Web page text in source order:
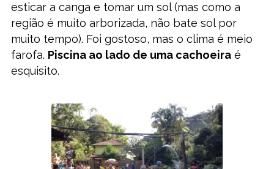
esticar a canga e tomar um sol (mas como a
região é muito arborizada, não bate sol por
muito tempo). Foi gostoso, mas o clima é meio
farofa. Piscina ao lado de uma cachoeiraé
esquisito.